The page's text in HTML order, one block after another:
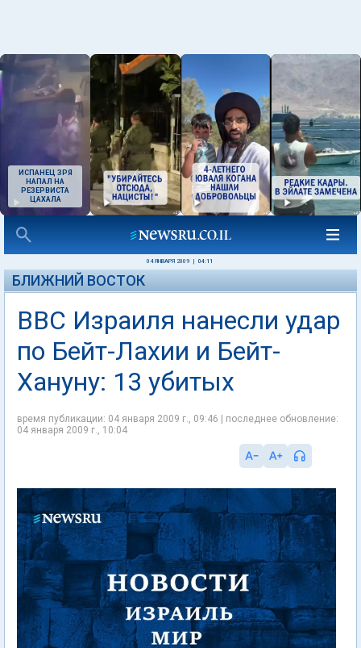
ИСПАНЕЦ ЗРЯ
НАПАЛ НА
РЕЗЕРВИСТА
ЦАХАЛА
04 ЯНВАРЯ 2009 04:11
БЛИЖНИЙ ВОСТОК
ВВС Израиля нанесли удар
по Бейт-Лахии и Бейт-
Хануну: 13 убитых
время публикации: 04 января 2009 г., 09:46 | последнее обновление:
04 января 2009 г., 10:04